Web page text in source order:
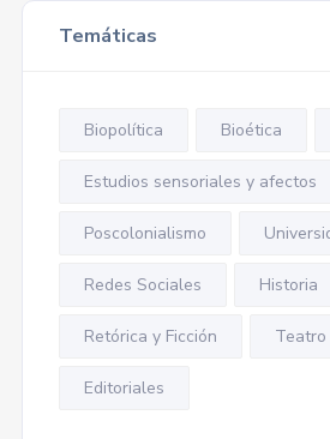
Temáticas
Biopolítica Bioética
Estudios sensoriales y afectos
Poscolonialismo
Redes Sociales Historia
Retórica y Ficción
Editoriales